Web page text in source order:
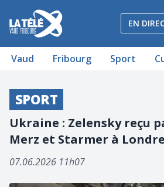
La Télé - Télévision régionale
EN
Vaud Fribourg Sport
SPORT
Ukraine : Zelensky reçu
Merz et Starmer à
07.06.2026 11h07